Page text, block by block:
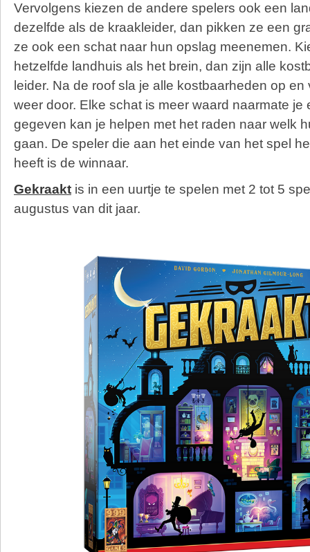
Vervolgens kiezen de andere spelers ook een
dezelfde als de kraakleider, dan pikken ze een
ze ook een schat naar hun opslag meenemen.
hetzelfde landhuis als het brein, dan zijn alle
leider. Na de roof sla je alle kostbaarheden op
weer door. Elke schat is meer waard naarmate je
gegeven kan je helpen met het raden naar welk
gaan. De speler die aan het einde van het spel
heeft is de winnaar.
Gekraakt is in een uurtje te spelen met 2 tot 5
augustus van dit jaar.